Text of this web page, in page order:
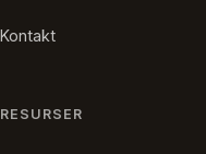
Kontakt
RESURSER